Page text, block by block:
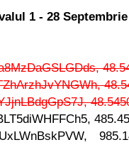
1 - 28 Septembrie